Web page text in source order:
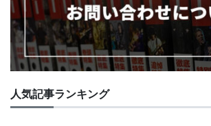
人気記事ランキング